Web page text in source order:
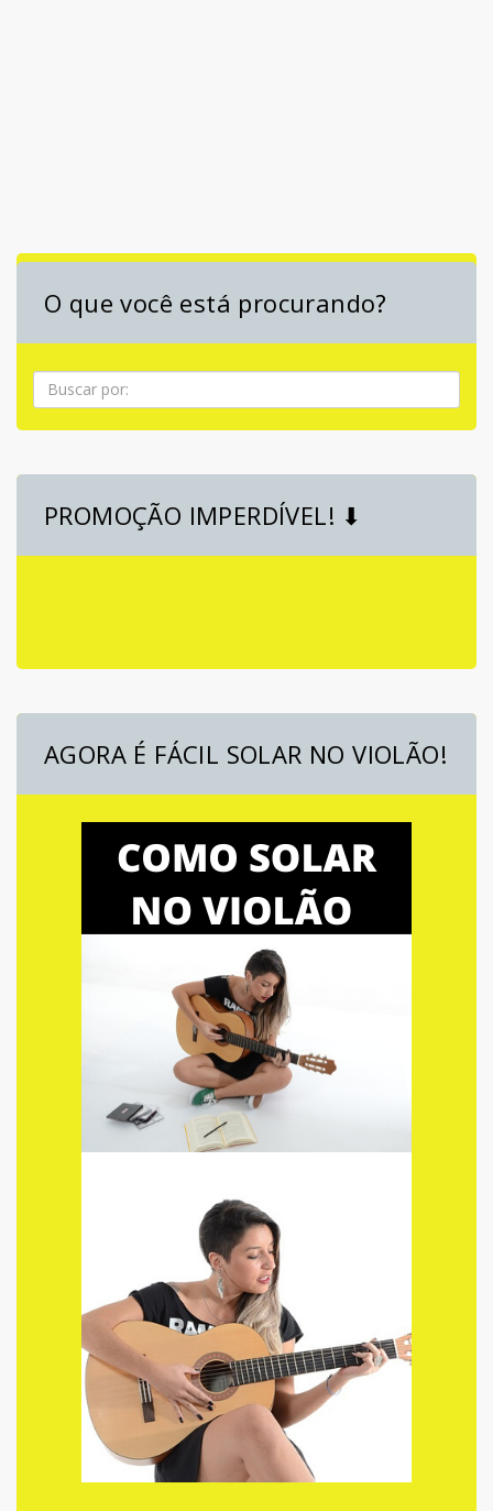
O que você está procurando?
Pesquisa
PROMOÇÃO IMPERDÍVEL! ⬇
AGORA É FÁCIL SOLAR NO VIOLÃO!